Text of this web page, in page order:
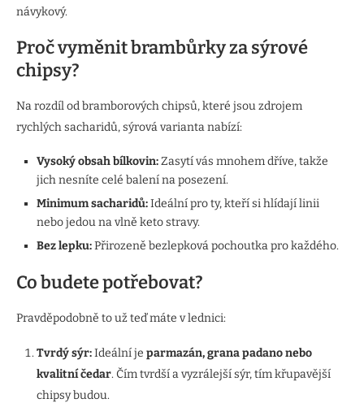
návykový.
Proč vyměnit brambůrky za sýrové
chipsy?
Na rozdíl od bramborových chipsů, které jsou zdrojem
rychlých sacharidů, sýrová varianta nabízí:
Vysoký obsah bílkovin:Zasytí vás mnohem dříve, takže
jich nesníte celé balení na posezení.
Minimum sacharidů:Ideální pro ty, kteří si hlídají linii
nebo jedou na vlně keto stravy.
Bez lepku:Přirozeně bezlepková pochoutka pro každého.
Co budete potřebovat?
Pravděpodobně to už teď máte v lednici:
Tvrdý sýr:Ideální je parmazán, grana padano nebo
kvalitní čedar. Čím tvrdší a vyzrálejší sýr, tím křupavější
chipsy budou.